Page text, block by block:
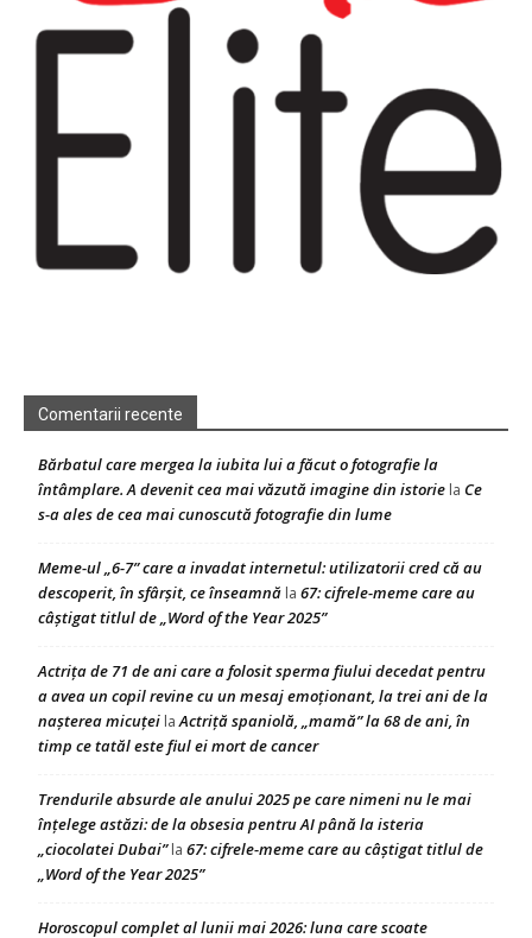
Comentarii recente
Bărbatul care mergea la iubita lui a făcut o fotografie la
întâmplare. A devenit cea mai văzută imagine din istorie la Ce
s-a ales de cea mai cunoscută fotografie din lume
Meme-ul „6-7” care a invadat internetul: utilizatorii cred că au
descoperit, în sfârșit, ce înseamnă la 67: cifrele-meme care au
câștigat titlul de „Word of the Year 2025”
Actrița de 71 de ani care a folosit sperma fiului decedat pentru
a avea un copil revine cu un mesaj emoționant, la trei ani de la
nașterea micuței laActriță spaniolă, „mamă” la 68 de ani, în
timp ce tatăl este fiul ei mort de cancer
Trendurile absurde ale anului 2025 pe care nimeni nu le mai
înțelege astăzi: de la obsesia pentru AI până la isteria
„ciocolatei Dubai”la 67: cifrele-meme care au câștigat titlul de
„Word of the Year 2025”
Horoscopul complet al lunii mai 2026: luna care scoate